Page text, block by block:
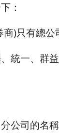
：
)只有總公
統一、群
公司的名稱